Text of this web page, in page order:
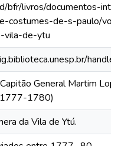
bfr/livros/documentos-
costumes-de-s-paulo/
vila-de-ytu
General Martim
1780)
da Vila de Ytú.